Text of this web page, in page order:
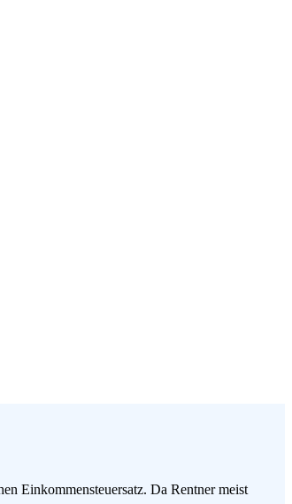
Einkommensteuersatz. Da Rentner meist